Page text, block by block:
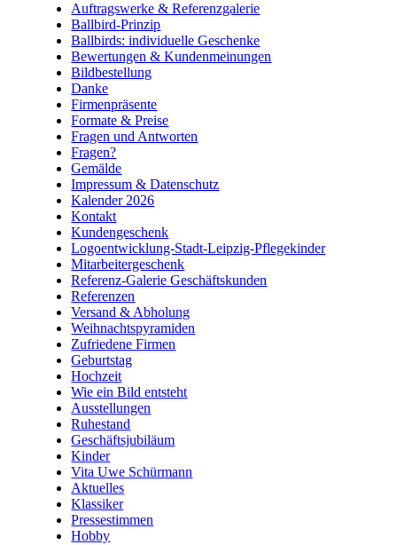
Auftragswerke & Referenzgalerie
Ballbird-Prinzip
Ballbirds: individuelle Geschenke
Bewertungen & Kundenmeinungen
Bildbestellung
Danke
Firmenpräsente
Formate & Preise
Fragen und Antworten
Fragen?
Gemälde
Impressum & Datenschutz
Kalender 2026
Kontakt
Kundengeschenk
Logoentwicklung-Stadt-Leipzig-Pflegekinder
Mitarbeitergeschenk
Referenz-Galerie Geschäftskunden
Referenzen
Versand & Abholung
Weihnachtspyramiden
Zufriedene Firmen
Geburtstag
Hochzeit
Wie ein Bild entsteht
Ausstellungen
Ruhestand
Geschäftsjubiläum
Kinder
Vita Uwe Schürmann
Aktuelles
Klassiker
Pressestimmen
Hobby